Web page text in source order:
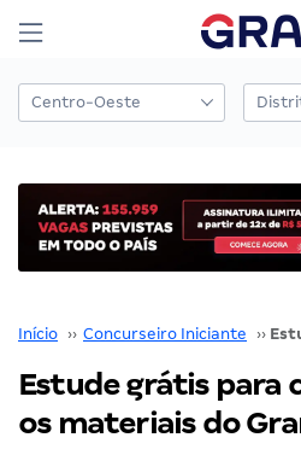
Início ›› Concurseiro Iniciante ››
Estude grátis para
os materiais do